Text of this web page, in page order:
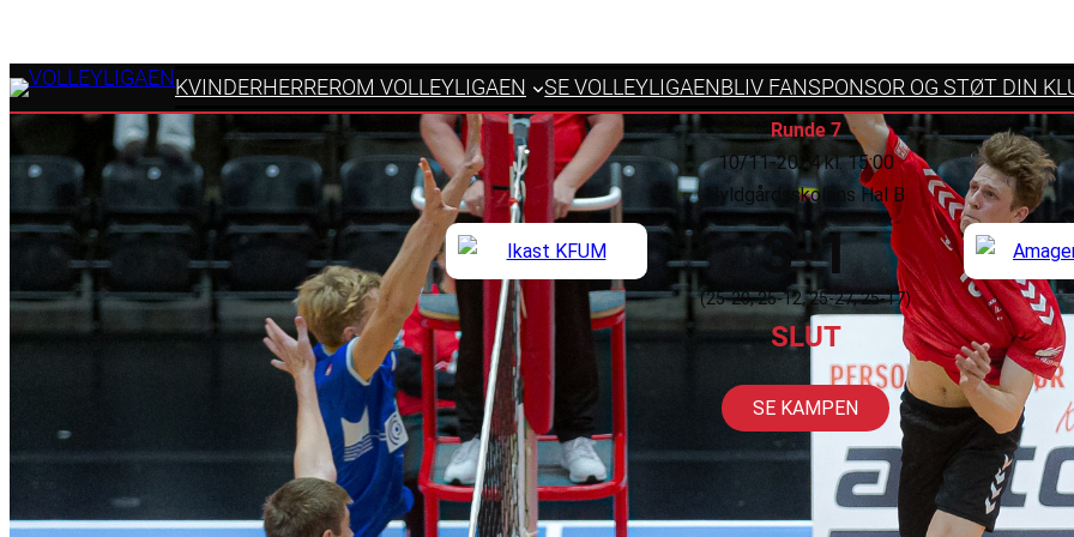
KVINDERHERREROM VOLLEYLIGAEN SE VOLLEYLIGAENBLIV FANSPONSOR OG STØT DIN
Runde 7
10/11-2024 kl. 15:00
Hyldgårdsskolens Hal B
3-1
(25-20, 25-12, 25-27, 25-17)
SLUT
SE KAMPEN